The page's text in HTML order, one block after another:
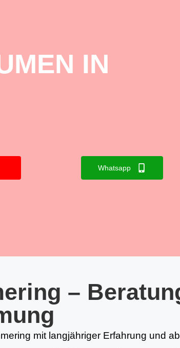
IN
Whatsapp
–
mit langjähriger Erfahrung und